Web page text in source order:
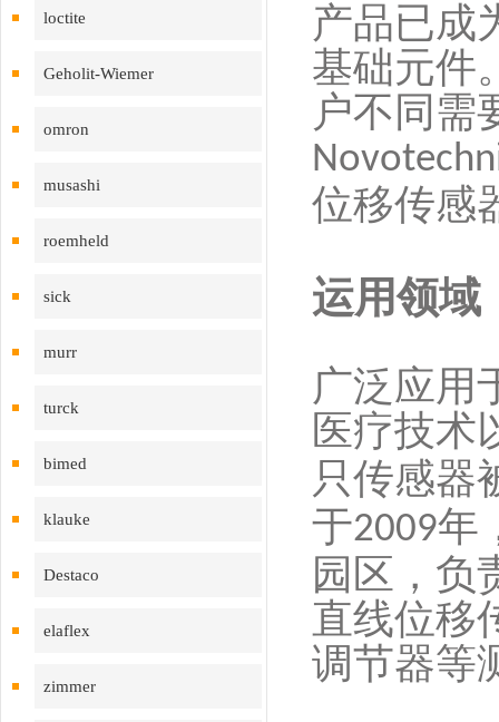
loctite
Geholit-Wiemer
omron
musashi
roemheld
sick
murr
turck
bimed
klauke
Destaco
elaflex
zimmer
产品已成
基础元件
户不同需
位移传感
运用领域
广泛应用
医疗技术
只传感器
于2009年
园区，负
直线位移
调节器等